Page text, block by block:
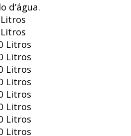
d’água.
Litros
Litros
Litros
Litros
Litros
Litros
Litros
Litros